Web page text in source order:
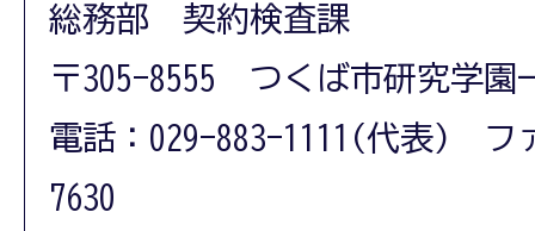
総務部 契約検査課
〒305-8555 つくば市研究学園
電話：029-883-1111(代表) フ
7630